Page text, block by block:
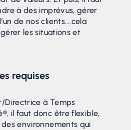
à des imprévus, gérer
de nos clients….cela
les situations et
requises
Directrice à Temps
il faut donc être flexible,
environnements qui